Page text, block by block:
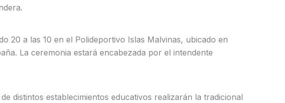
20 a las 10 en el Polideportivo Islas Malvinas, ubicado en
La ceremonia estará encabezada por el intendente
distintos establecimientos educativos realizarán la tradicional